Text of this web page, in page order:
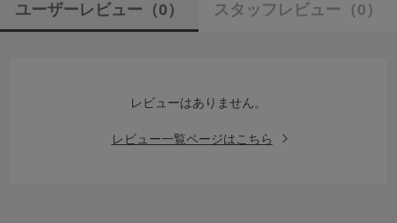
ユーザーレビュー （0） スタッフレビュー （0）
レビューはありません。
レビュー一覧ページはこちら